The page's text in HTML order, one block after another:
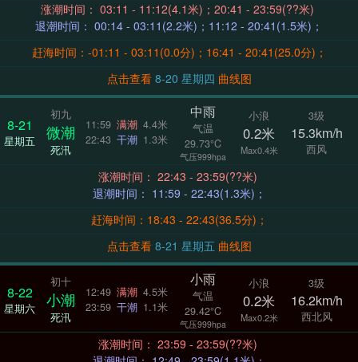
涨潮时间： 03:11 - 11:12(4.1米)；20:41 - 23:59(??米)
退潮时间： 00:14 - 03:11(2.2米)；11:12 - 20:41(1.5米)；
赶海时间：-01:11 - 03:11(0.0分)；16:41 - 20:41(25.0分)；
点击查看
8-20 星期四 曲线图
8-21
星期五
初九
微潮
死汛
11:59 满潮 4.4米
22:43 干潮 1.3米
中雨
气温
29.73°C
气压999hpa
小浪
0.2米
Max0.4米
3级
15.3km/h
西风
涨潮时间： 22:43 - 23:59(??米)
退潮时间： 11:59 - 22:43(1.3米)；
赶海时间：18:43 - 22:43(36.5分)；
点击查看
8-21 星期五 曲线图
8-22
星期六
初十
小潮
死汛
12:49 满潮 4.5米
23:59 干潮 1.1米
小雨
气温
29.42°C
气压999hpa
小浪
0.2米
Max0.2米
3级
16.2km/h
西北风
涨潮时间： 23:59 - 23:59(??米)